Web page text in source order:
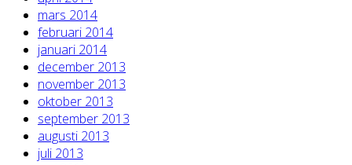
mars 2014
februari 2014
januari 2014
december 2013
november 2013
oktober 2013
september 2013
augusti 2013
juli 2013